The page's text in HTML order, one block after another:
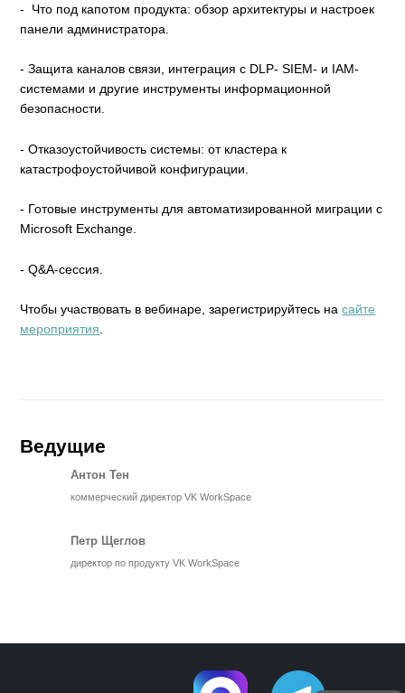
- Что под капотом продукта: обзор архитектуры и настроек
панели администратора.
- Защита каналов связи, интеграция с DLP- SIEM- и IAM-
системами и другие инструменты информационной
безопасности.
- Отказоустойчивость системы: от кластера к
катастрофоустойчивой конфигурации.
- Готовые инструменты для автоматизированной миграции с
Microsoft Exchange.
- Q&A-сессия.
Чтобы участвовать в вебинаре, зарегистрируйтесь насайте
мероприятия
Ведущие
Антон Тен
коммерческий директор VK WorkSpace
Петр Щеглов
директор по продукту VK WorkSpace